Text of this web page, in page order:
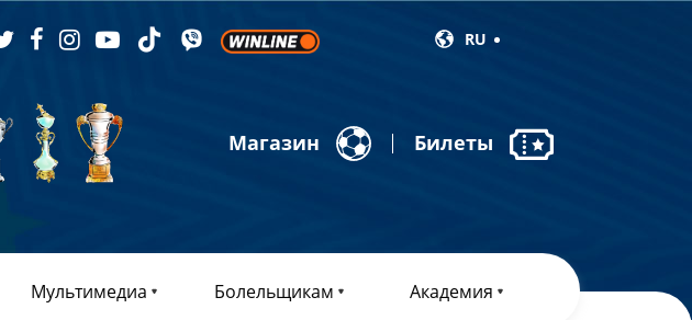
RU
Магазин Билеты
Мультимедиа Болельщикам Академия